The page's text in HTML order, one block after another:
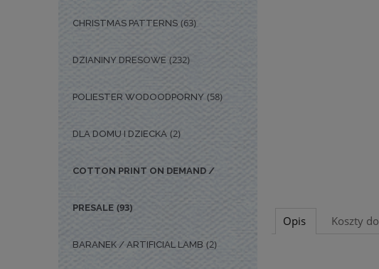
CHRISTMAS PATTERNS (63)
DZIANINY DRESOWE (232)
POLIESTER WODOODPORNY (58)
DLA DOMU I DZIECKA (2)
COTTON PRINT ON DEMAND /
PRESALE (93)
BARANEK / ARTIFICIAL LAMB (2)
Opis Koszty